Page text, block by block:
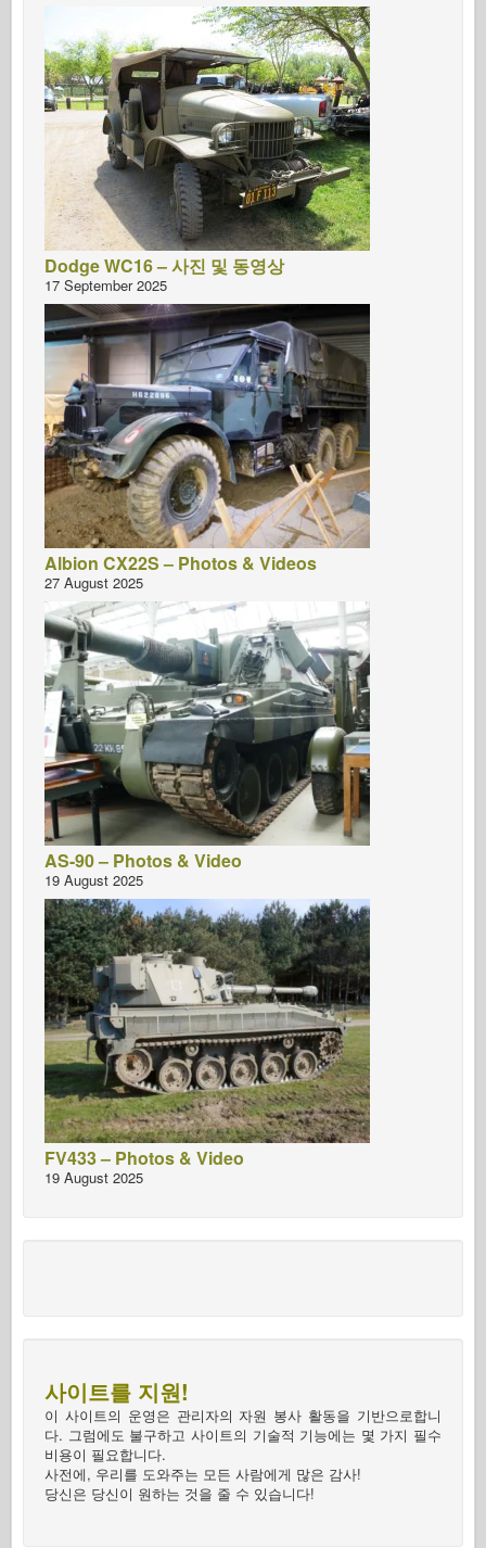
Dodge WC16 – 사진 및 동영상
17 September 2025
Albion CX22S – Photos & Videos
27 August 2025
AS-90 – Photos & Video
19 August 2025
FV433 – Photos & Video
19 August 2025
사이트를 지원!
이 사이트의 운영은 관리자의 자원 봉사 활동을 기반으로합니
다. 그럼에도 불구하고 사이트의 기술적 기능에는 몇 가지 필수
비용이 필요합니다.
사전에, 우리를 도와주는 모든 사람에게 많은 감사!
당신은 당신이 원하는 것을 줄 수 있습니다!